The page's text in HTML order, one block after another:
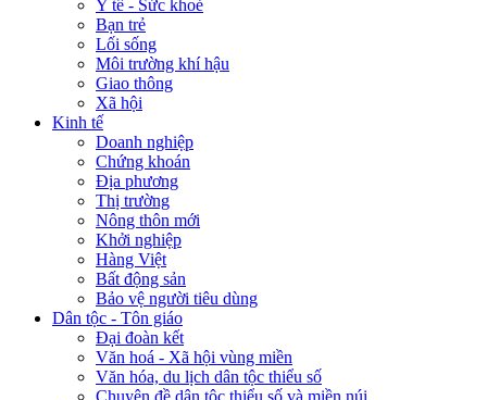
Y tế - Sức khoẻ
Bạn trẻ
Lối sống
Môi trường khí hậu
Giao thông
Xã hội
Kinh tế
Doanh nghiệp
Chứng khoán
Địa phương
Thị trường
Nông thôn mới
Khởi nghiệp
Hàng Việt
Bất động sản
Bảo vệ người tiêu dùng
Dân tộc - Tôn giáo
Đại đoàn kết
Văn hoá - Xã hội vùng miền
Văn hóa, du lịch dân tộc thiểu số
Chuyên đề dân tộc thiểu số và miền núi